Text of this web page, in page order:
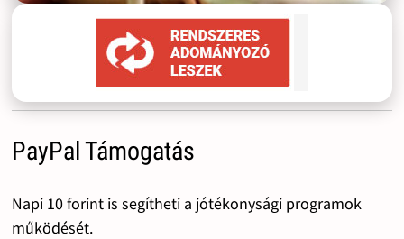
PayPal Támogatás
Napi 10 forint is segítheti a jótékonysági programok
működését.